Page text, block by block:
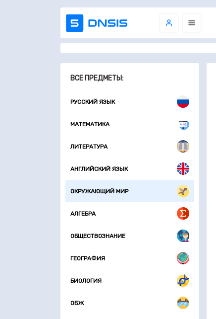
ВСЕ ПРЕДМЕТЫ:
РУССКИЙ ЯЗЫК
МАТЕМАТИКА
ЛИТЕРАТУРА
АНГЛИЙСКИЙ ЯЗЫК
ОКРУЖАЮЩИЙ МИР
АЛГЕБРА
ОБЩЕСТВОЗНАНИЕ
ГЕОГРАФИЯ
БИОЛОГИЯ
ОБЖ